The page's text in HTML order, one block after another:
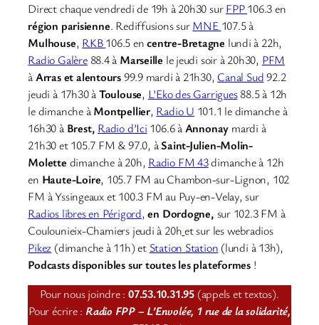
Direct chaque vendredi de 19h à 20h30 surFPP106.3 en
région parisienne. Rediffusions surMNE 107.5 à
Mulhouse, RKB106.5 encentre-Bretagne lundi à 22h,
Radio Galère88.4 à Marseille le jeudi soir à 20h30, PFM
àArras et alentours99.9 mardi à 21h30, Canal Sud92.2
jeudi à 17h30 àToulouse, L’Eko des Garrigues88.5 à 12h
le dimanche àMontpellier, Radio U 101.1 le dimanche à
16h30 à Brest, Radio d’Ici 106.6 àAnnonay mardi à
21h30 et 105.7 FM & 97.0, àSaint-Julien-Molin-
Molette dimanche à 20h, Radio FM 43dimanche à 12h
en Haute-Loire, 105.7 FM au Chambon-sur-Lignon, 102
FM à Yssingeaux et 100.3 FM au Puy-en-Velay, sur
Radios libres en Périgord, en Dordogne, sur 102.3 FM à
Coulounieix-Chamiers jeudi à 20het sur les webradios
Pikez (dimanche à 11h) et Station Station (lundi à 13h),
Podcasts disponibles sur toutes les plateformes !
Pour nous joindre : 07.53.10.31.95 (appels et textos).
Pour écrire : Radio FPP – L’Envolée, 1 rue de la solidarité,